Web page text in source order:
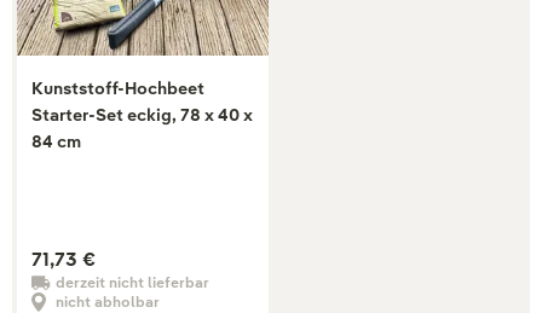
Kunststoff-Hochbeet
Starter-Set eckig, 78 x 40 x
84 cm
71,73 €
derzeit nicht lieferbar
nicht abholbar